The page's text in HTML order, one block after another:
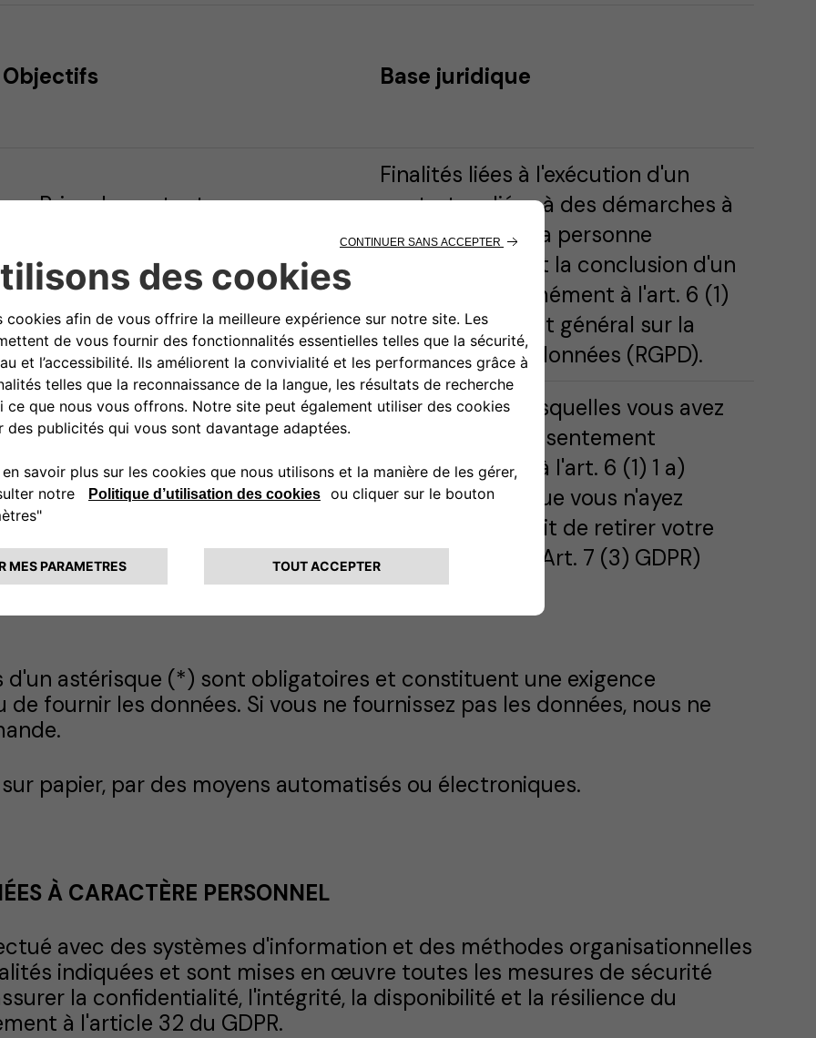
Objectifs Base juridique
Prise de contact,
des demandes
Désabonnement à la lettre
d'information
Finalités liées à l'exécution d'un
contrat ou liées à des démarches à
la demande de la personne
concernée avant la conclusion d'un
contrat conformément à l'art. 6 (1)
1 b) du règlement général sur la
protection des données (RGPD).
matière de cookies pour obtenir
des informations détaillées.
Finalités pour lesquelles vous avez
donné votre consentement
conformément à l'art. 6 (1) 1 a)
GDPR à moins que vous n'ayez
exercé votre droit de retirer votre
consentement (Art. 7 (3) GDPR)
d'un astérisque (*) sont obligatoires et constituent une exigence
fournir les données. Si vous ne fournissez pas les données, nous ne
papier, par des moyens automatisés ou électroniques.
À CARACTÈRE PERSONNEL
avec des systèmes d'information et des méthodes organisationnelles
indiquées et sont mises en œuvre toutes les mesures de sécurité
la confidentialité, l'intégrité, la disponibilité et la résilience du
à l'article 32 du GDPR.